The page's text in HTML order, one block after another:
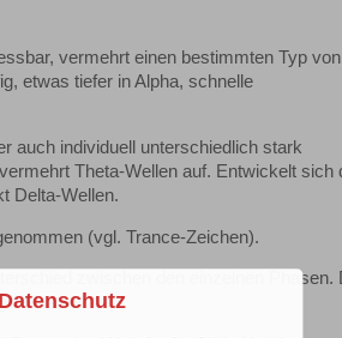
vermehrt einen bestimmten Typ von
etwas tiefer in Alpha, schnelle
auch individuell unterschiedlich stark
Theta-Wellen auf. Entwickelt sich
Delta-Wellen.
(vgl. Trance-Zeichen).
zwischen den einzelnen Phasen.
entsteht.
Datenschutz